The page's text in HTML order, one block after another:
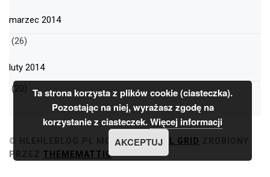
marzec 2014
(26)
luty 2014
(20)
© HLEHLEBLOG.PL MOTYWMINIMAL GRID
PRZEZ THEMEMATTIC
Ta strona korzysta z plików cookie (ciasteczka).
Pozostając na niej, wyrażasz zgodę na
korzystanie z ciasteczek.Więcej informacji
AKCEPTUJ